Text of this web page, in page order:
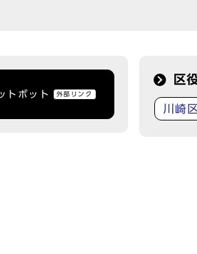
トボット 外部リンク
区
川崎区